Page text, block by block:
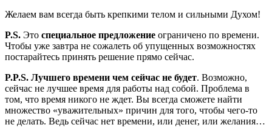
Желаем вам всегда быть крепкими телом и сильными Духом!
P.S. Это специальное предложение ограничено по времени.
Чтобы уже завтра не сожалеть об упущенных возможностях
постарайтесь принять решение прямо сейчас.
P.P.S. Лучшего времени чем сейчас не будет. Возможно,
сейчас не лучшее время для работы над собой. Проблема в
том, что время никого не ждет. Вы всегда сможете найти
множество «уважительных» причин для того, чтобы чего-то
не делать. Ведь сейчас нет времени, или денег, или желания…